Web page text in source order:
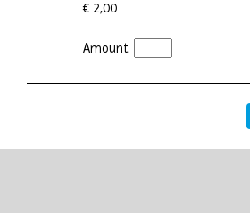
€ 2,00
Amount